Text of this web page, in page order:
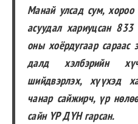
Манай улсад сум,
асуудал хариуцсан
оны хоёрдугаар сараас
далд хэлбэрийн
шийдвэрлэх, хүүхэд
чанар сайжирч, үр
сайн ҮР ДҮН гарсан.